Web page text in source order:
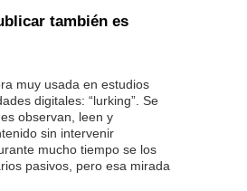
también es
muy usada en estudios
digitales: “lurking”. Se
observan, leen y
sin intervenir
mucho tiempo se los
pasivos, pero esa mirada